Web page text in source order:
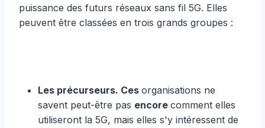
puissance des futurs réseaux sans fil 5G. Elles
peuvent être classées en trois grands groupes :
Les précurseurs. Ces organisations ne
savent peut-être pas encore comment elles
utiliseront la 5G, mais elles s'y intéressent de